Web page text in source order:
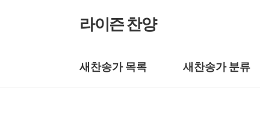
라이즌 찬양
새찬송가 목록 새찬송가 분류